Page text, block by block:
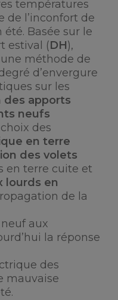
températures
de l’inconfort de
Basée sur le
estival (DH),
méthode de
d’envergure
sur les
des apports
neufs
des
en terre
des volets
en terre cuite et
lourds en
de la
aux
la réponse
des
mauvaise